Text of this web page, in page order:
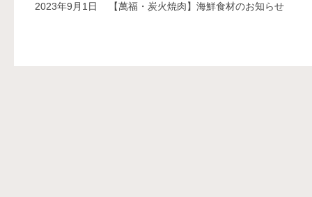
2023年9月1日
【萬福・炭火焼肉】海鮮食材のお知らせ